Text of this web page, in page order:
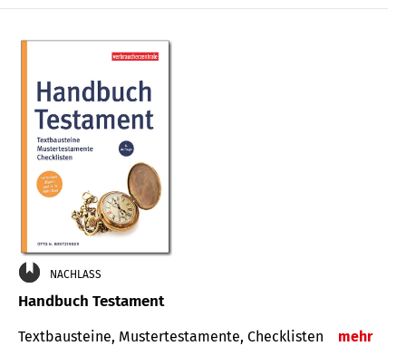
NACHLASS
Handbuch Testament
Textbausteine, Mustertestamente, Checklisten mehr